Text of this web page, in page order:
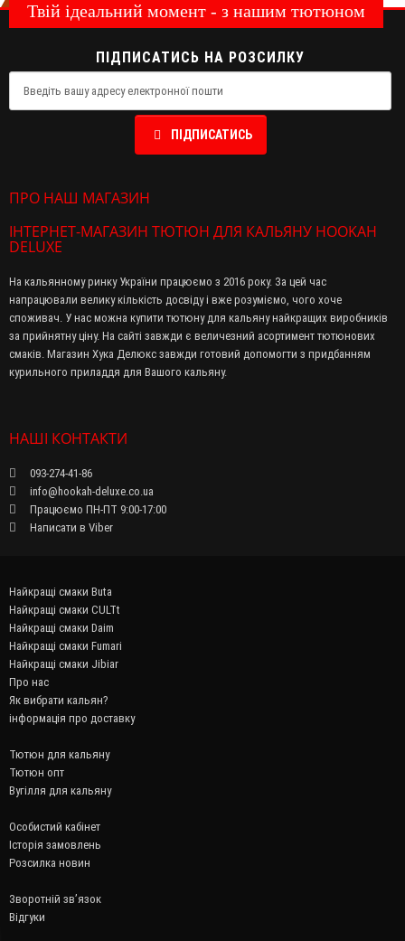
Твій ідеальний момент - з нашим тютюном
ПІДПИСАТИСЬ НА РОЗСИЛКУ
ПІДПИСАТИСЬ
ПРО НАШ МАГАЗИН
ІНТЕРНЕТ-МАГАЗИН ТЮТЮН ДЛЯ КАЛЬЯНУ HOOKAH
DELUXE
На кальянному ринку України працюємо з 2016 року. За цей час
напрацювали велику кількість досвіду і вже розуміємо, чого хоче
споживач. У нас можна купити тютюну для кальяну найкращих виробників
за прийнятну ціну. На сайті завжди є величезний асортимент тютюнових
смаків. Магазин Хука Делюкс завжди готовий допомогти з придбанням
курильного приладдя для Вашого кальяну.
НАШІ КОНТАКТИ
093-274-41-86
info@hookah-deluxe.co.ua
Працюємо ПН-ПТ 9:00-17:00
Написати в Viber
Найкращі смаки Buta
Найкращі смаки CULTt
Найкращі смаки Daim
Найкращі смаки Fumari
Найкращі смаки Jibiar
Про нас
Як вибрати кальян?
інформація про доставку
Тютюн для кальяну
Тютюн опт
Вугілля для кальяну
Особистий кабінет
Історія замовлень
Розсилка новин
Зворотній зв’язок
Відгуки